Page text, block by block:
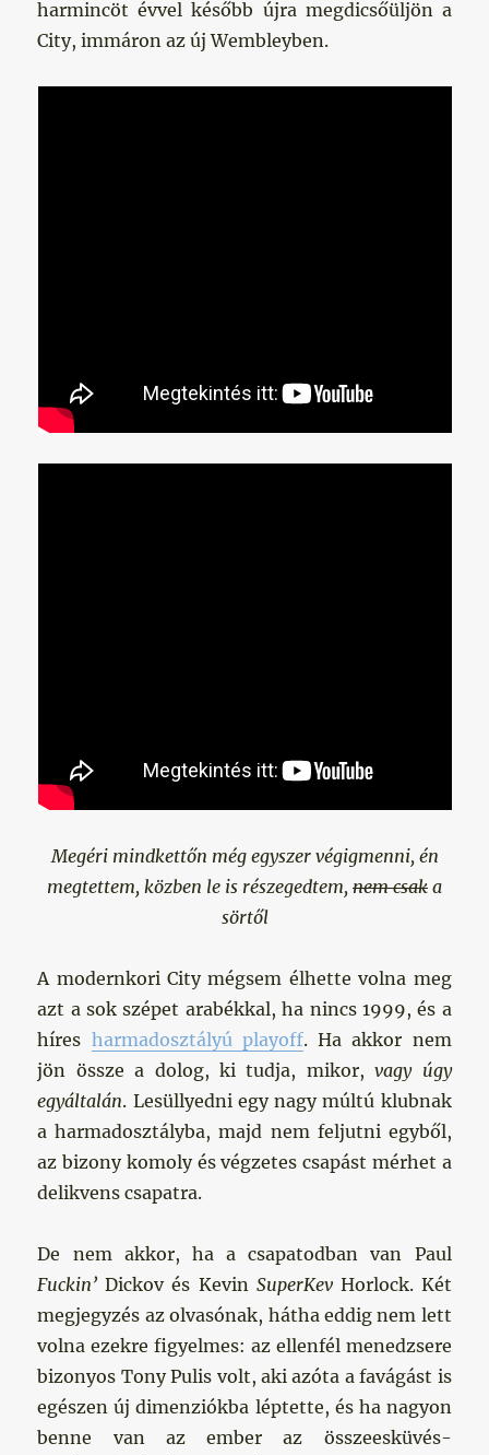
harmincöt évvel később újra megdicsőüljön a
City, immáron az új Wembleyben.
Megéri mindkettőn még egyszer végigmenni, én
megtettem, közben le is részegedtem, nem csak a
sörtől
A modernkori City mégsem élhette volna meg
azt a sok szépet arabékkal, ha nincs 1999, és a
híres harmadosztályú playoff. Ha akkor nem
jön össze a dolog, ki tudja, mikor,vagy úgy
egyáltalán. Lesüllyedni egy nagy múltú klubnak
a harmadosztályba, majd nem feljutni egyből,
az bizony komoly és végzetes csapást mérhet a
delikvens csapatra.
De nem akkor, ha a csapatodban van Paul
Fuckin’ Dickov és Kevin SuperKevHorlock. Két
megjegyzés az olvasónak, hátha eddig nem lett
volna ezekre figyelmes: az ellenfél menedzsere
bizonyos Tony Pulis volt, aki azóta a favágást is
egészen új dimenziókba léptette, és ha nagyon
benne van az ember az összeesküvés-